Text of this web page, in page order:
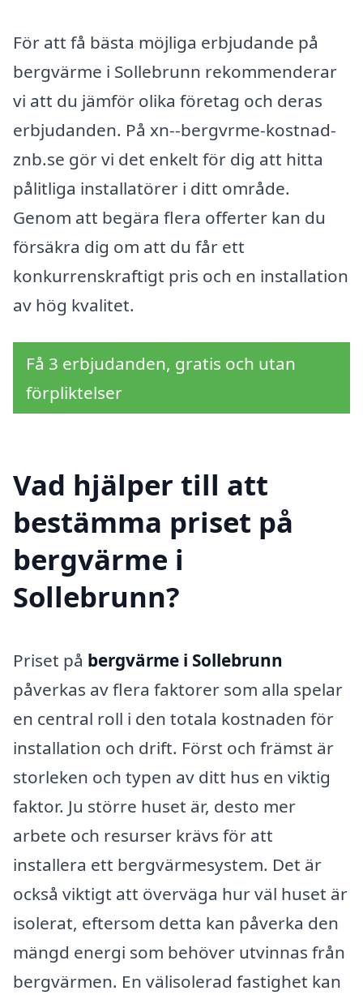
För att få bästa möjliga erbjudande på
bergvärme i Sollebrunn rekommenderar
vi att du jämför olika företag och deras
erbjudanden. På xn--bergvrme-kostnad-
znb.se gör vi det enkelt för dig att hitta
pålitliga installatörer i ditt område.
Genom att begära flera offerter kan du
försäkra dig om att du får ett
konkurrenskraftigt pris och en installation
av hög kvalitet.
Få 3 erbjudanden, gratis och utan
förpliktelser
Vad hjälper till att
bestämma priset på
bergvärme i
Sollebrunn?
Priset på bergvärme i Sollebrunn
påverkas av flera faktorer som alla spelar
en central roll i den totala kostnaden för
installation och drift. Först och främst är
storleken och typen av ditt hus en viktig
faktor. Ju större huset är, desto mer
arbete och resurser krävs för att
installera ett bergvärmesystem. Det är
också viktigt att överväga hur väl huset är
isolerat, eftersom detta kan påverka den
mängd energi som behöver utvinnas från
bergvärmen. En välisolerad fastighet kan